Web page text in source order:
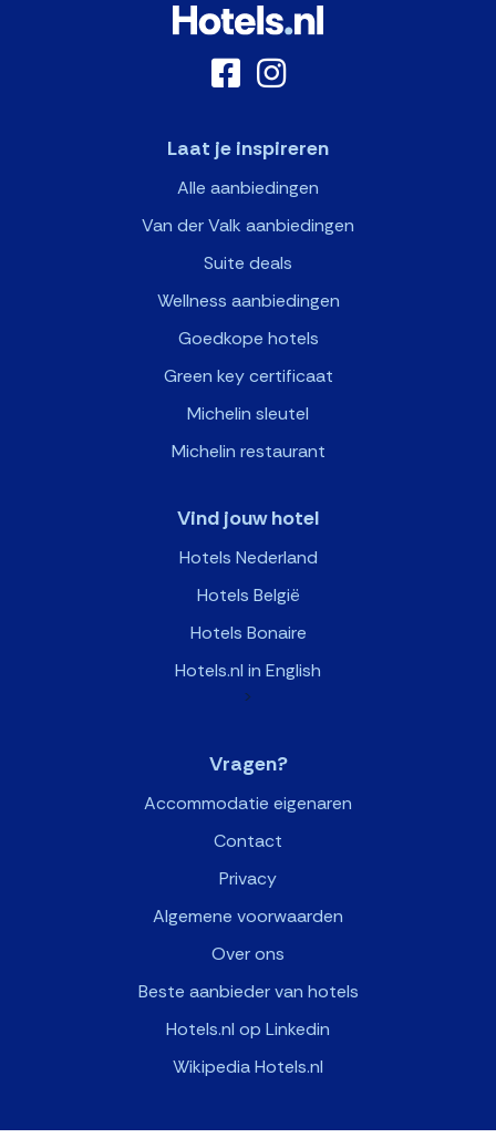
Laat je inspireren
Alle aanbiedingen
Van der Valk aanbiedingen
Suite deals
Wellness aanbiedingen
Goedkope hotels
Green key certificaat
Michelin sleutel
Michelin restaurant
Vind jouw hotel
Hotels Nederland
Hotels België
Hotels Bonaire
Hotels.nl in English
>
Vragen?
Accommodatie eigenaren
Contact
Privacy
Algemene voorwaarden
Over ons
Beste aanbieder van hotels
Hotels.nl op Linkedin
Wikipedia Hotels.nl